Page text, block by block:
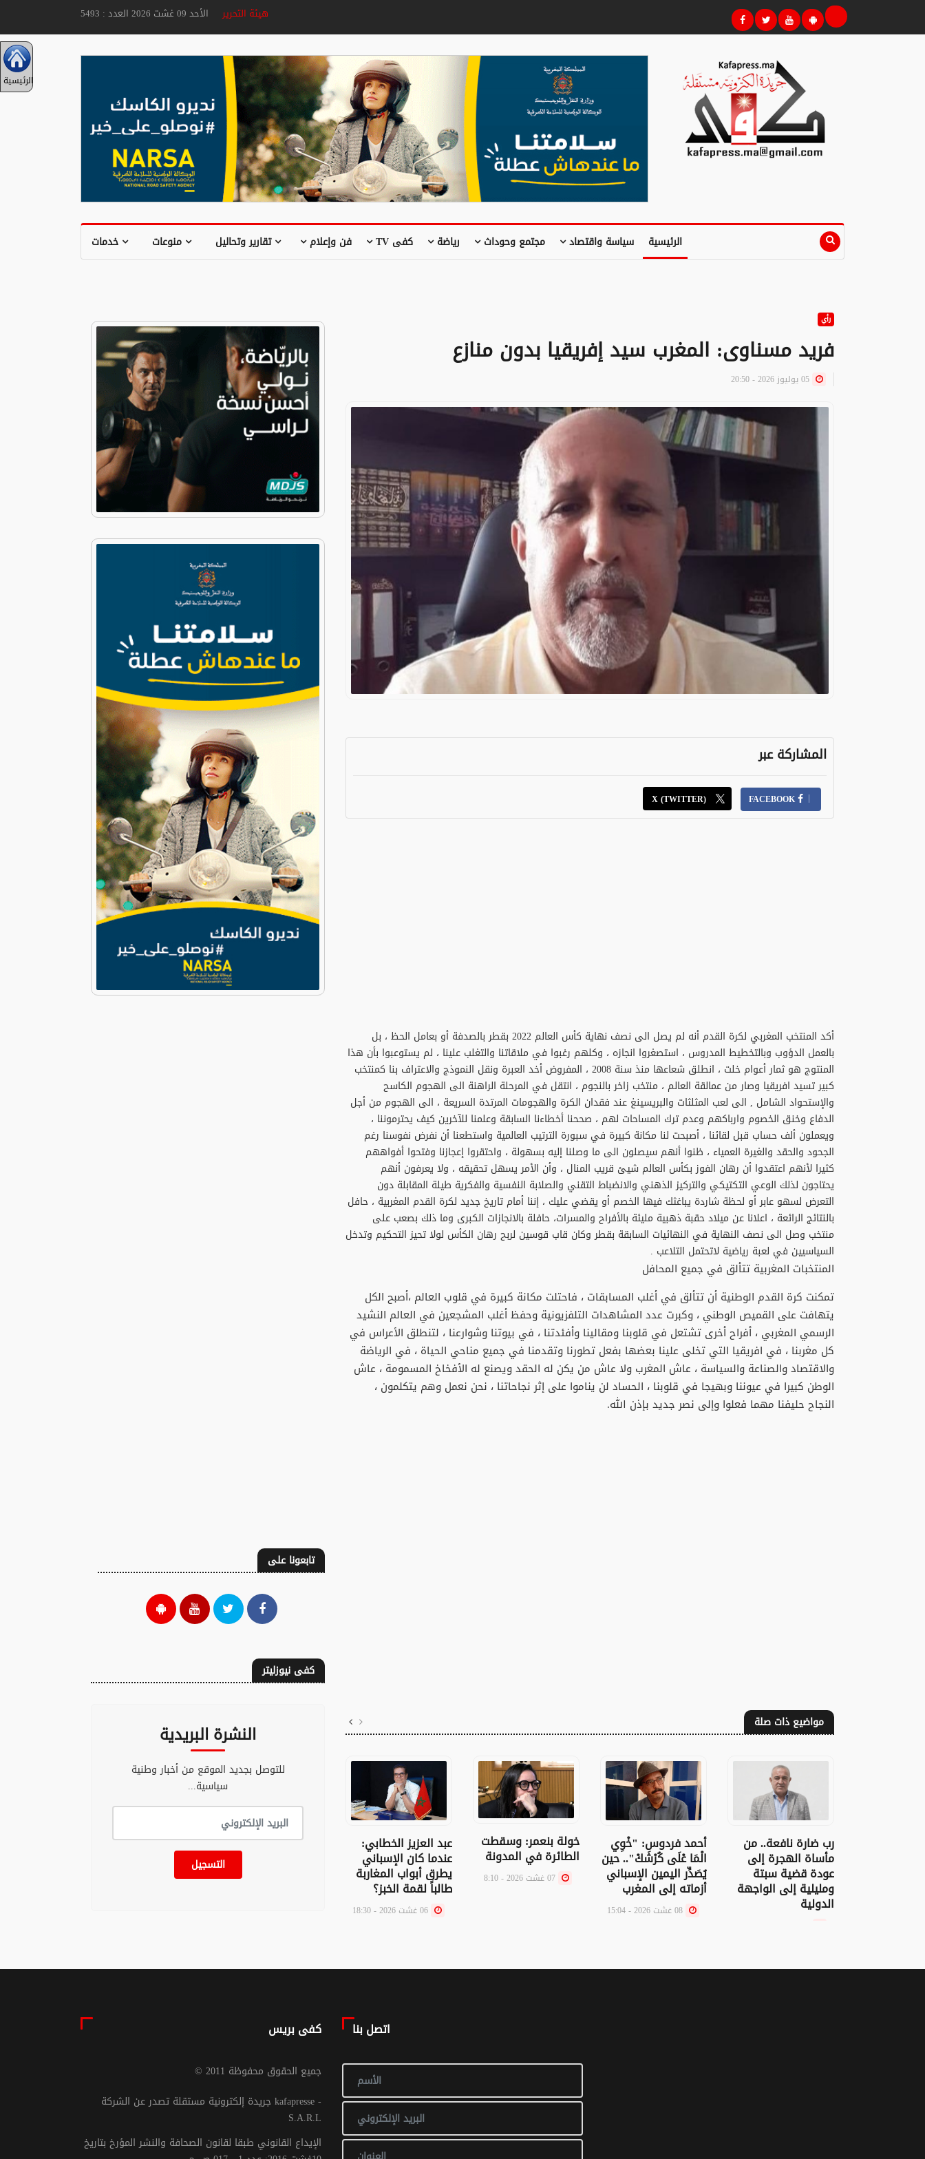
هيئة التحريرالأحد 09 غشت 2026 العدد : 5493
الرئيسية سياسة واقتصاد مجتمع وحوداث رياضة كفى TV فن وإعلام تقارير وتحاليل منوعات خدمات
الرئيسية
رأي
فريد مسناوى: المغرب سيد إفريقيا بدون منازع
المشاركة عبر
FACEBOOK
X (TWITTER)
أكد المنتخب المغربي لكرة القدم أنه لم يصل الى نصف نهاية كأس العالم 2022 بقطر بالصدفة أو بعامل الحظ ، بل
بالعمل الدؤوب وبالتخطيط المدروس ، استصغروا انجازه ، وكلهم رغبوا في ملاقاتنا والتغلب علينا ، لم يستوعبوا بأن هذا
المنتوج هو ثمار أعوام خلت ، انطلق شعاعها منذ سنة 2008 ، المفروض أخد العبرة ونقل النموذج والاعتراف بنا كمنتخب
كبير تسيد افريقيا وصار من عمالقة العالم ، منتخب زاخر بالنجوم ، انتقل في المرحلة الراهنة الى الهجوم الكاسح
والإستحواد الشامل , الى لعب المثلثات والبريسينغ عند فقدان الكرة والهجومات المرتدة السريعة ، الى الهجوم من أجل
الدفاع وخنق الخصوم وارباكهم وعدم ترك المساحات لهم ، صححنا أخطاءنا السابقة وعلمنا للآخرين كيف يحترموننا ،
ويعملون ألف حساب قبل لقائنا ، أصبحت لنا مكانة كبيرة في سبورة الترتيب العالمية واستطعنا أن نفرض نفوسنا رغم
الجحود والحقد والغيرة العمياء ، ظنوا أنهم سيصلون الى ما وصلنا إليه بسهولة ، واحتقروا إعجازنا وفتحوا أفواههم
كثيرا لأنهم اعتقدوا أن رهان الفوز بكأس العالم شيئ قريب المنال ، وأن الأمر يسهل تحقيقه ، ولا يعرفون أنهم
يحتاجون لذلك الوعي التكتيكي والتركيز الذهني والانضباط التقني والصلابة النفسية والفكرية طيلة المقابلة دون
التعرض لسهو عابر أو لحظة شاردة يباغثك فيها الخصم أو يقضي عليك ، إننا أمام تاريخ جديد لكرة القدم المغربية ، حافل
بالنتائج الرائعة ، اعلانا عن ميلاد حقبة ذهبية مليئة بالأفراح والمسرات، حافلة بالانجازات الكبرى وما ذلك بصعب على
منتخب وصل الى نصف النهاية في النهائيات السابقة بقطر وكان قاب قوسين لربح رهان الكأس لولا تحيز التحكيم وتدخل
السياسيين في لعبة رياضية لاتحتمل التلاعب .
المنتخبات المغربية تتألق في جميع المحافل
تمكنت كرة القدم الوطنية أن تتألق في أغلب المسابقات ، فاحتلت مكانة كبيرة في قلوب العالم ،أصبح الكل
يتهافت على القميص الوطني ، وكبرت عدد المشاهدات التلفزيونية وحفظ أغلب المشجعين في العالم النشيد
الرسمي المغربي ، أفراح أخرى تشتعل في قلوبنا ومقالينا وأفئدتنا ، في بيوتنا وشوارعنا ، لتنطلق الأعراس في
كل مغربنا ، في افريقيا التي تخلى علينا بعضها بفعل تطورنا وتقدمنا في جميع مناحي الحياة ، في الرياضة
والاقتصاد والصناعة والسياسة ، عاش المغرب ولا عاش من يكن له الحقد ويصنع له الأفخاخ المسمومة ، عاش
الوطن كبيرا في عيوننا وبهيجا في قلوبنا ، الحساد لن يناموا على إثر نجاحاتنا ، نحن نعمل وهم يتكلمون ،
النجاح حليفنا مهما فعلوا وإلى نصر جديد بإذن الله.
مواضيع ذات صلة
رب ضارة نافعة.. من
مأساة الهجرة إلى
عودة قضية سبتة
ومليلية إلى الواجهة
الدولية
أحمد فردوس: "خْوِي
الْمَا عْلَى كُرْشَكْ".. حين
يُصَدِّر اليمين الإسباني
أزماته إلى المغرب
خولة بنعمر: وسقطت
الطائرة في المدونة
عبد العزيز الخطابي:
عندما كان الإسباني
يطرق أبواب المغاربة
طالباً لقمة الخبز؟
أنور الشرقاوي: ٱمحمد حمروش: « دَاءِ
» حب الوطن…
06 غشت 2026 - 11:37
تابعونا على
كفى نيوزليتر
النشرة البريدية
للتوصل بجديد الموقع من أخبار وطنية
سياسية...
التسجيل
كفى بريس
© جميع الحقوق محفوظة 2011
جريدة إلكترونية مستقلة تصدر عن الشركة kafapresse -
S.A.R.L
الإيداع القانوني طبقا لقانون الصحافة والنشر المؤرخ بتاريخ
اتصل بنا